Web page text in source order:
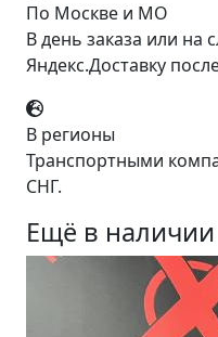
По Москве и МО
В день заказа или на
Яндекс.Доставку
В регионы
Транспортными
СНГ.
Ещё в наличии